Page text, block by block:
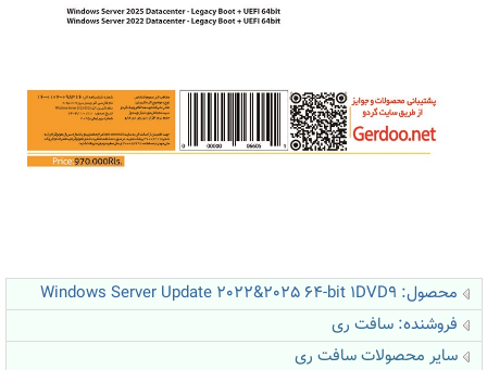
محصول: Windows Server Update 2022&2025 64-bit 1DVD9
فروشنده:سافت ری
سایر محصولات سافت ری